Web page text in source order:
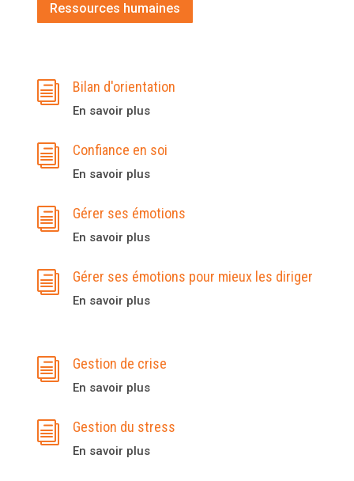
Ressources humaines
i Bilan d'orientation
En savoir plus
i Confiance en soi
En savoir plus
i Gérer ses émotions
En savoir plus
i Gérer ses émotions pour mieux les diriger
En savoir plus
i Gestion de crise
En savoir plus
i Gestion du stress
En savoir plus